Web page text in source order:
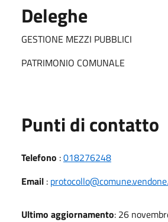
Deleghe
GESTIONE MEZZI PUBBLICI
PATRIMONIO COMUNALE
Punti di contatto
Telefono :018276248
Email :
Ultimo aggiornamento: 26